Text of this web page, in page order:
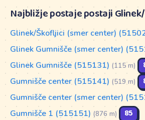
Najbližje postaje postaji
Glinek/Škofljici (smer center)
Glinek Gumnišče (smer center)
Glinek Gumnišče (515131) (115 m)
Gumnišče center (515141) (519 m)
Gumnišče center (smer center)
Gumnišče 1 (515151) (876 m) 85